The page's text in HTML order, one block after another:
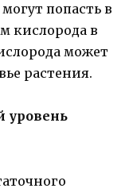
попасть в
кислорода в
может
растения.
уровень